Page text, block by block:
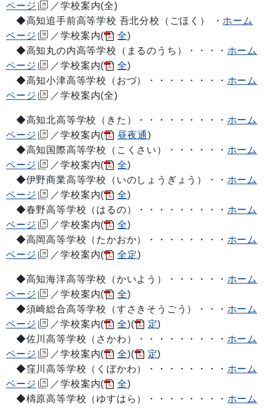
ページ
／学校案内(全)
◆高知追手前高等学校 吾北分校（ごほく） ・ ホーム
ページ
／学校案内( 全)
◆高知丸の内高等学校（まるのうち）・・・・ ホーム
ページ
／学校案内( 全)
◆高知小津高等学校（おづ）・・・・・・・・ ホーム
ページ
／学校案内(全)
◆高知北高等学校（きた）・・・・・・・・・ ホーム
ページ
／学校案内( 昼夜通)
◆高知国際高等学校（こくさい）・・・・・・ ホーム
ページ
／学校案内( 全)
◆伊野商業高等学校（いのしょうぎょう）・・ ホーム
ページ
／学校案内( 全)
◆春野高等学校（はるの）・・・・・・・・・ ホーム
ページ
／学校案内( 全)
◆高岡高等学校（たかおか）・・・・・・・・ ホーム
ページ
／学校案内( 全定)
◆高知海洋高等学校（かいよう）・・・・・・ ホーム
ページ
／学校案内( 全)
◆須崎総合高等学校（すさきそうごう）・・・ ホーム
ページ
／学校案内( 全)( 定)
◆佐川高等学校（さかわ）・・・・・・・・・ ホーム
ページ
／学校案内( 全)( 定)
◆窪川高等学校（くぼかわ）・・・・・・・・ ホーム
ページ
／学校案内( 全)
◆檮原高等学校（ゆすはら）・・・・・・・・ ホーム